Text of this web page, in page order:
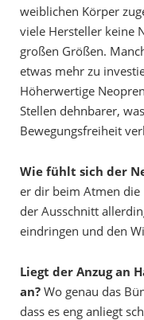
weiblichen Körper
viele Hersteller keine
großen Größen.
etwas mehr zu
Höherwertige
Stellen dehnbarer,
Bewegungsfreiheit
Wie fühlt sich der
er dir beim Atmen die
der Ausschnitt
eindringen und den
Liegt der Anzug an
an? Wo genau das
dass es eng anliegt